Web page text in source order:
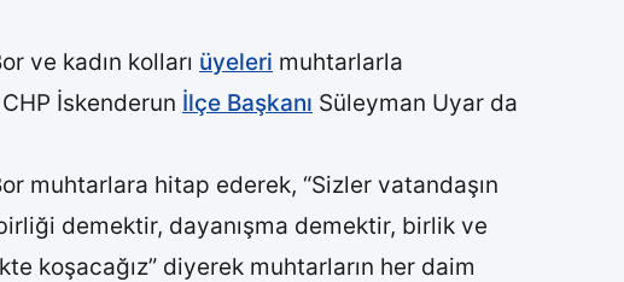
ve kadın kolları üyeleri muhtarlarla
İskenderun İlçe Başkanı Süleyman Uyar da
muhtarlara hitap ederek, “Sizler vatandaşın
demektir, dayanışma demektir, birlik ve
koşacağız” diyerek muhtarların her daim